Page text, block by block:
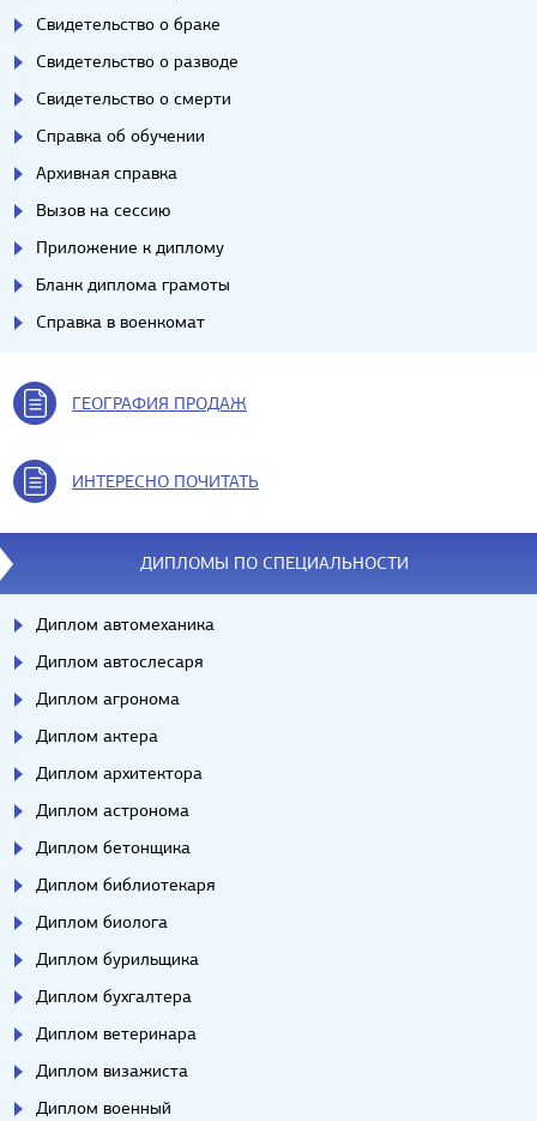
Свидетельство о браке
Свидетельство о разводе
Свидетельство о смерти
Справка об обучении
Архивная справка
Вызов на сессию
Приложение к диплому
Бланк диплома грамоты
Справка в военкомат
ГЕОГРАФИЯ ПРОДАЖ
ИНТЕРЕСНО ПОЧИТАТЬ
ДИПЛОМЫ ПО СПЕЦИАЛЬНОСТИ
Диплом автомеханика
Диплом автослесаря
Диплом агронома
Диплом актера
Диплом архитектора
Диплом астронома
Диплом бетонщика
Диплом библиотекаря
Диплом биолога
Диплом бурильщика
Диплом бухгалтера
Диплом ветеринара
Диплом визажиста
Диплом военный